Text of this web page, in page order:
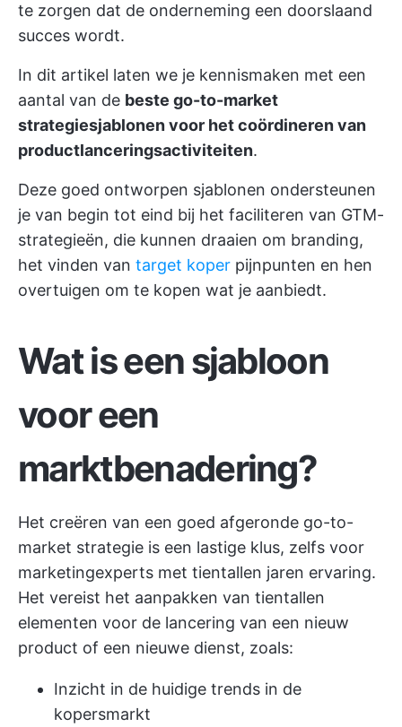
te zorgen dat de onderneming een doorslaand
succes wordt.
In dit artikel laten we je kennismaken met een
aantal van de beste go-to-market
strategiesjablonen voor het coördineren van
productlanceringsactiviteiten.
Deze goed ontworpen sjablonen ondersteunen
je van begin tot eind bij het faciliteren van GTM-
strategieën, die kunnen draaien om branding,
het vinden van target koper pijnpunten en hen
overtuigen om te kopen wat je aanbiedt.
Wat is een sjabloon
voor een
marktbenadering?
Het creëren van een goed afgeronde go-to-
market strategie is een lastige klus, zelfs voor
marketingexperts met tientallen jaren ervaring.
Het vereist het aanpakken van tientallen
elementen voor de lancering van een nieuw
product of een nieuwe dienst, zoals:
Inzicht in de huidige trends in de
kopersmarkt